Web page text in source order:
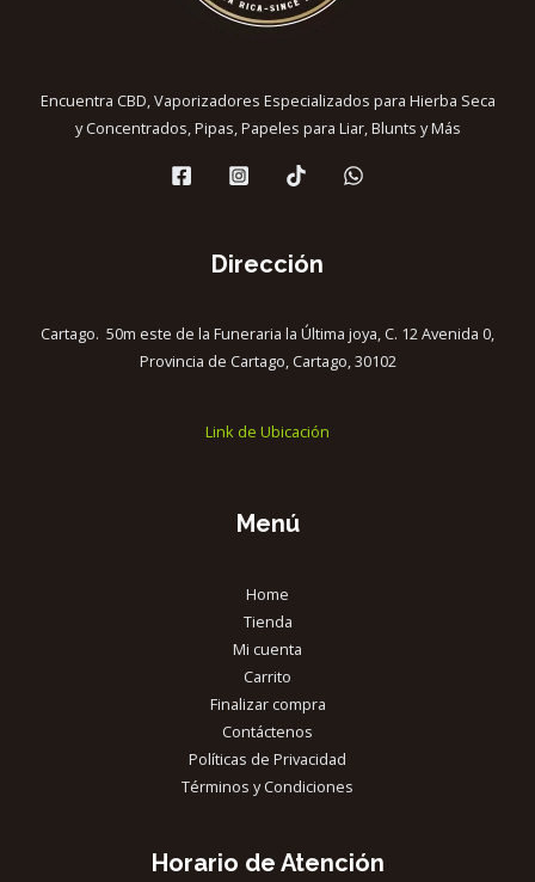
Encuentra CBD, Vaporizadores Especializados para Hierba Seca
y Concentrados, Pipas, Papeles para Liar, Blunts y Más
Dirección
Cartago. 50m este de la Funeraria la Última joya, C. 12 Avenida 0,
Provincia de Cartago, Cartago, 30102
Link de Ubicación
Menú
Home
Tienda
Mi cuenta
Carrito
Finalizar compra
Contáctenos
Políticas de Privacidad
Términos y Condiciones
Horario de Atención